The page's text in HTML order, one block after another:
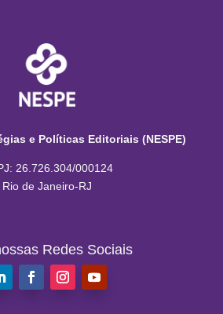
e Políticas Editoriais (NESPE)
26.726.304/000124
Rio de Janeiro-RJ
Redes Sociais